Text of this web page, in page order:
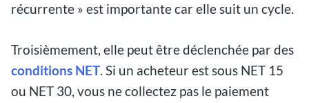
récurrente » est importante car elle suit un cycle.
Troisièmement, elle peut être déclenchée par des
conditions NET. Si un acheteur est sous NET 15
ou NET 30, vous ne collectez pas le paiement